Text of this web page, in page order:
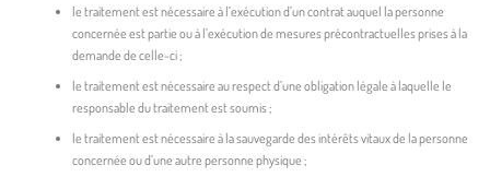
le traitement est nécessaire à l’exécution d’un contrat auquel la personne
concernée est partie ou à l’exécution de mesures précontractuelles prises à la
demande de celle-ci ;
le traitement est nécessaire au respect d’une obligation légale à laquelle le
responsable du traitement est soumis ;
le traitement est nécessaire à la sauvegarde des intérêts vitaux de la personne
concernée ou d’une autre personne physique ;